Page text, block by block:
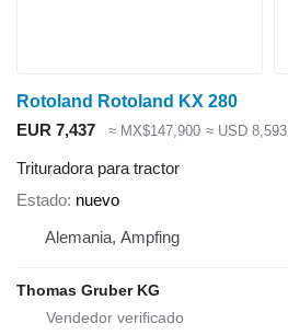
Rotoland Rotoland KX 280
EUR 7,437
≈ MX$147,900 ≈ USD 8,593
Trituradora para tractor
Estado nuevo
Alemania, Ampfing
Thomas Gruber KG